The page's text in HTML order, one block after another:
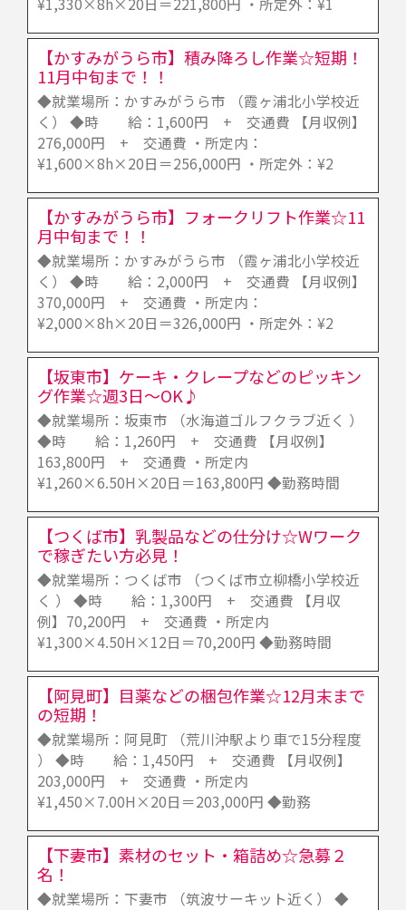
¥1,330×8h×20日＝221,800円 ・所定外：¥1
【かすみがうら市】積み降ろし作業☆短期！
11月中旬まで！！
◆就業場所：かすみがうら市 （霞ヶ浦北小学校近
く） ◆時 給：1,600円 + 交通費 【月収例】
276,000円 + 交通費 ・所定内：
¥1,600×8h×20日＝256,000円 ・所定外：¥2
【かすみがうら市】フォークリフト作業☆11
月中旬まで！！
◆就業場所：かすみがうら市 （霞ヶ浦北小学校近
く） ◆時 給：2,000円 + 交通費 【月収例】
370,000円 + 交通費 ・所定内：
¥2,000×8h×20日＝326,000円 ・所定外：¥2
【坂東市】ケーキ・クレープなどのピッキン
グ作業☆週3日～OK♪
◆就業場所：坂東市 （水海道ゴルフクラブ近く ）
◆時 給：1,260円 + 交通費 【月収例】
163,800円 + 交通費 ・所定内
¥1,260×6.50H×20日＝163,800円 ◆勤務時間
【つくば市】乳製品などの仕分け☆Wワーク
で稼ぎたい方必見！
◆就業場所：つくば市 （つくば市立柳橋小学校近
く ） ◆時 給：1,300円 + 交通費 【月収
例】70,200円 + 交通費 ・所定内
¥1,300×4.50H×12日＝70,200円 ◆勤務時間
【阿見町】目薬などの梱包作業☆12月末まで
の短期！
◆就業場所：阿見町 （荒川沖駅より車で15分程度
） ◆時 給：1,450円 + 交通費 【月収例】
203,000円 + 交通費 ・所定内
¥1,450×7.00H×20日＝203,000円 ◆勤務
【下妻市】素材のセット・箱詰め☆急募２
名！
◆就業場所：下妻市 （筑波サーキット近く） ◆